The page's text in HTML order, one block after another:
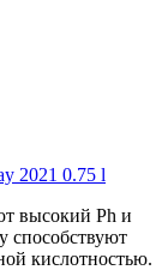
высокий Ph и
способствуют
кислотностью.